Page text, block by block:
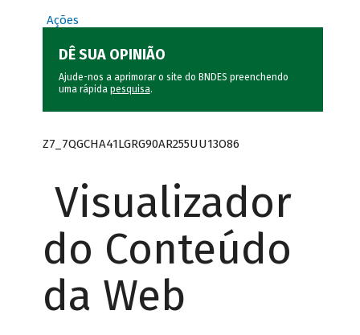
Ações
DÊ SUA OPINIÃO
Ajude-nos a aprimorar o site do BNDES preenchendo
uma rápida pesquisa.
Z7_7QGCHA41LGRG90AR255UU13O86
Visualizador
do Conteúdo
da Web